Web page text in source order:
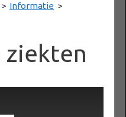
> Informatie >
ziekten